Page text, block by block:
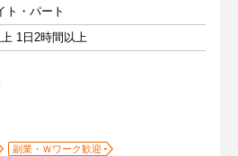
ト・パート
1日2時間以上
副業・Ｗワーク歓迎